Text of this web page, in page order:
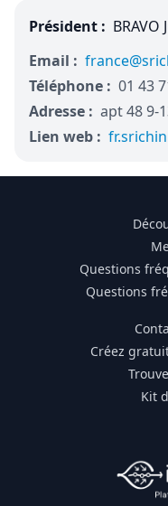
Président : BRAVO
Email :
Téléphone : 01 43
Adresse : apt 48 9-
Lien web :
Questions
Questions
Créez
Kit